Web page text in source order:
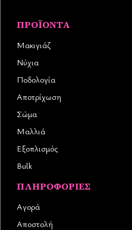
ΠΡΟΪΌΝΤΑ
Μακιγιάζ
Νύχια
Ποδολογία
Αποτρίχωση
Σώμα
Μαλλιά
Εξοπλισμός
Bulk
ΠΛΗΡΟΦΟΡΊΕΣ
Αγορά
Αποστολή